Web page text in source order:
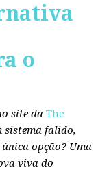
o
site daThe
sistema falido,
opção? Uma
viva do